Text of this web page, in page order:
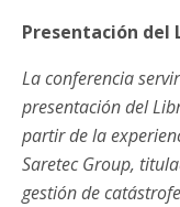
Presentación del
La conferencia
presentación del
partir de la
Saretec Group,
gestión de